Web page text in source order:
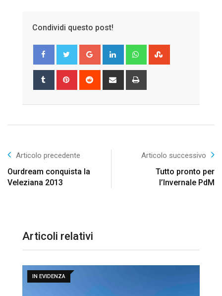
Condividi questo post!
Google+ LinkedIn Whatsapp
Tumblr Pinterest Reddit
Share
Articolo precedente
Ourdream conquista la
Veleziana 2013
Articolo successivo
Tutto pronto per
l’Invernale PdM
Articoli relativi
IN EVIDENZA